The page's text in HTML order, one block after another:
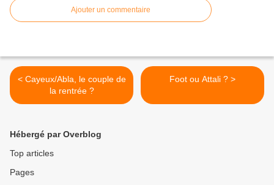
Ajouter un commentaire
< Cayeux/Abla, le couple de
la rentrée ?
Foot ou Attali ? >
Hébergé par Overblog
Top articles
Pages